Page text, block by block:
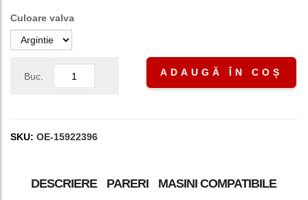
Culoare valva
Buc. ADAUGĂ ÎN COȘ
SKU: OE-15922396
DESCRIERE PARERI MASINI COMPATIBILE